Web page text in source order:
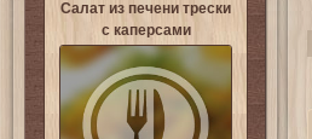
Салат из печени трески
с каперсами